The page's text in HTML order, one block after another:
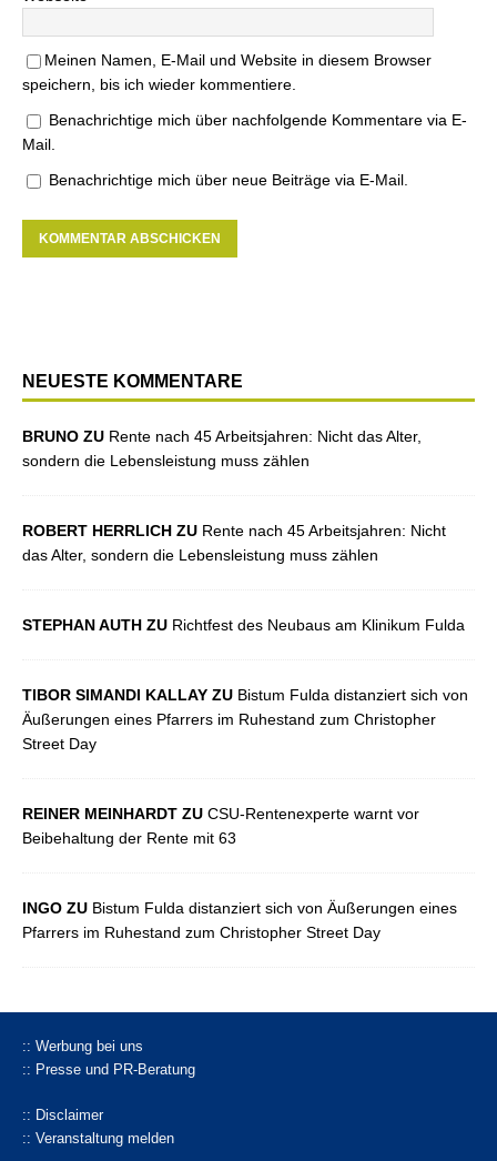
Meinen Namen, E-Mail und Website in diesem Browser
speichern, bis ich wieder kommentiere.
Benachrichtige mich über nachfolgende Kommentare via E-
Mail.
Benachrichtige mich über neue Beiträge via E-Mail.
NEUESTE KOMMENTARE
BRUNO ZU Rente nach 45 Arbeitsjahren: Nicht das Alter,
sondern die Lebensleistung muss zählen
ROBERT HERRLICH ZU Rente nach 45 Arbeitsjahren: Nicht
das Alter, sondern die Lebensleistung muss zählen
STEPHAN AUTH ZU Richtfest des Neubaus am Klinikum Fulda
TIBOR SIMANDI KALLAY ZU Bistum Fulda distanziert sich von
Äußerungen eines Pfarrers im Ruhestand zum Christopher
Street Day
REINER MEINHARDT ZU CSU-Rentenexperte warnt vor
Beibehaltung der Rente mit 63
INGO ZU Bistum Fulda distanziert sich von Äußerungen eines
Pfarrers im Ruhestand zum Christopher Street Day
:: Werbung bei uns
:: Presse und PR-Beratung
:: Disclaimer
:: Veranstaltung melden